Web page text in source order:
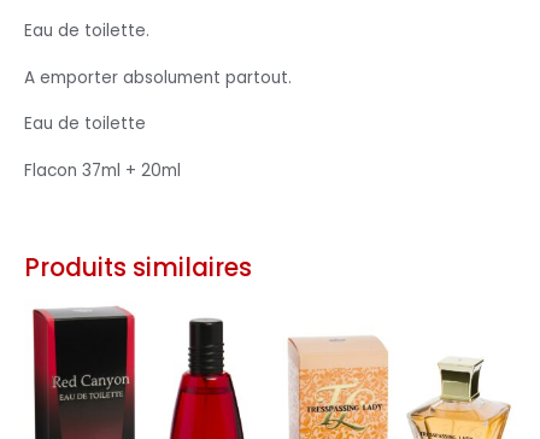
Eau de toilette.
A emporter absolument partout.
Eau de toilette
Flacon 37ml + 20ml
Produits similaires